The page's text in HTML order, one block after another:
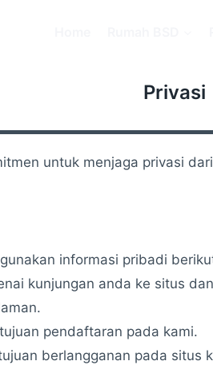
Privasi
untuk menjaga privasi
informasi pribadi
kunjungan anda ke situs
pendaftaran pada kami.
berlangganan pada situs